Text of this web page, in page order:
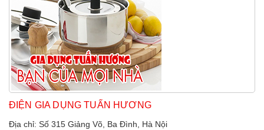
ĐIỆN GIA DỤNG TUẤN HƯƠNG
Địa chỉ: Số 315 Giảng Võ, Ba Đình, Hà Nội